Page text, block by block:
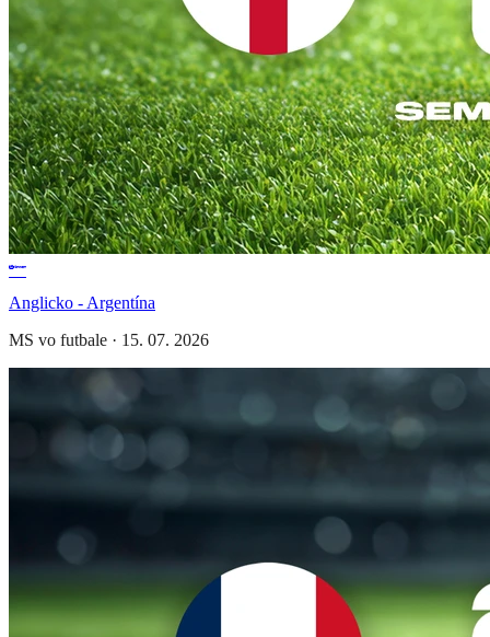
Anglicko - Argentína
MS vo futbale · 15. 07. 2026